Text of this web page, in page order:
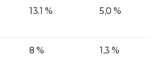
13.1 % 5,0 %
8 % 1,3 %